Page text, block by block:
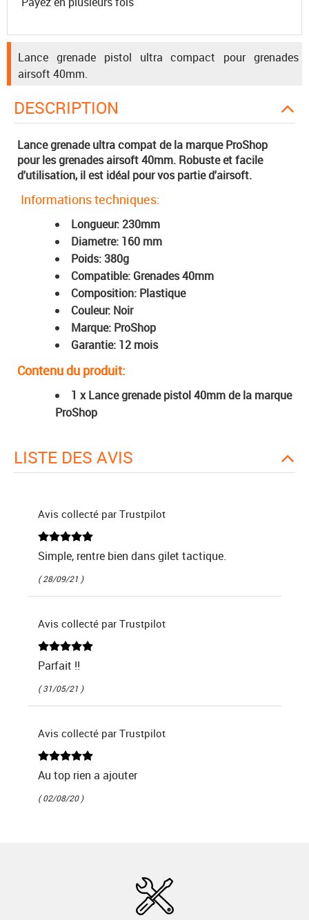
Lance grenade pistol ultra compact pour grenades
airsoft 40mm.
DESCRIPTION
Lance grenade ultra compat de la marque ProShop
pour les grenades airsoft 40mm. Robuste et facile
d'utilisation, il est idéal pour vos partie d'airsoft.
Informations techniques:
Longueur: 230mm
Diametre: 160 mm
Poids: 380g
Compatible: Grenades 40mm
Composition: Plastique
Couleur: Noir
Marque: ProShop
Garantie: 12 mois
Contenu du produit:
1 x Lance grenade pistol 40mm de la marque
ProShop
LISTE DES AVIS
Avis collecté par Trustpilot
Simple, rentre bien dans gilet tactique.
( 28/09/21 )
Avis collecté par Trustpilot
Parfait !!
( 31/05/21 )
Avis collecté par Trustpilot
Au top rien a ajouter
( 02/08/20 )